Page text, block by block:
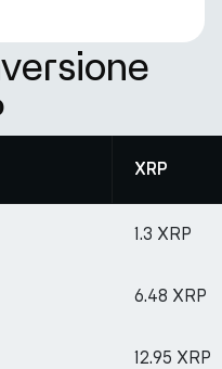
XRP
1.3 XRP
6.48 XRP
12.95 XRP